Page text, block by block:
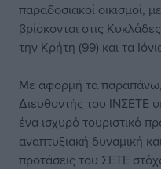
παραδοσιακοί οικισμοί,
βρίσκονται στις
την Κρήτη (99) και τα
Με αφορμή τα παραπάνω,
Διευθυντής του ΙΝΣΕΤΕ
ένα ισχυρό τουριστικό
αναπτυξιακή δυναμική
προτάσεις του ΣΕΤΕ